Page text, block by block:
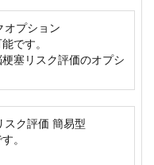
です。
塞リスク評価のオプシ
。